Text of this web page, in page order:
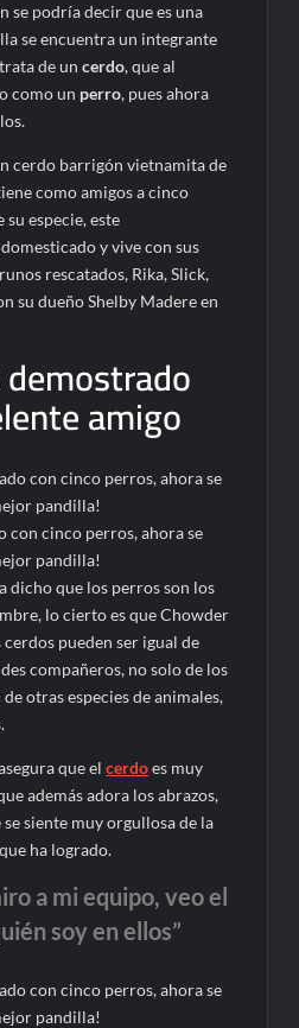
se podría decir que es una
se encuentra un integrante
de uncerdo, que al
como un perro, pues ahora
cerdo barrigón vietnamita de
como amigos a cinco
su especie, este
y vive con sus
rescatados, Rika, Slick,
su dueño Shelby Madere en
amigo
con cinco perros, ahora se
pandilla!
dicho que los perros son los
lo cierto es que Chowder
pueden ser igual de
compañeros, no solo de los
otras especies de animales,
que elcerdoes muy
además adora los abrazos,
siente muy orgullosa de la
ha logrado.
a mi equipo, veo el
soy en ellos”